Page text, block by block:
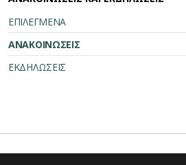
ΕΠΙΛΕΓΜΕΝΑ
ΑΝΑΚΟΙΝΩΣΕΙΣ
ΕΚΔΗΛΩΣΕΙΣ